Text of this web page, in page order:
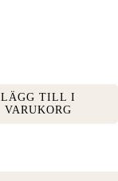
LÄGG TILL I
VARUKORG